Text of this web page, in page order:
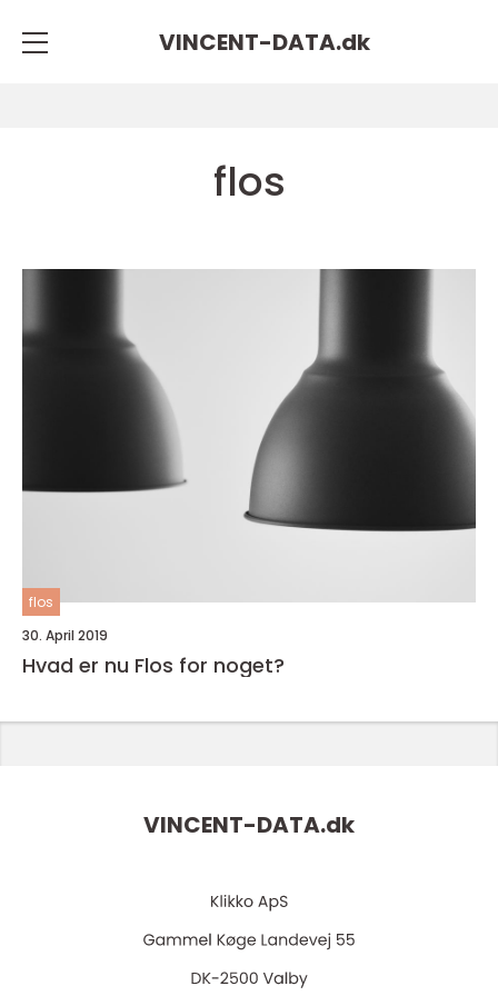
VINCENT-DATA.dk
flos
flos
30. April 2019
Hvad er nu Flos for noget?
VINCENT-DATA.dk